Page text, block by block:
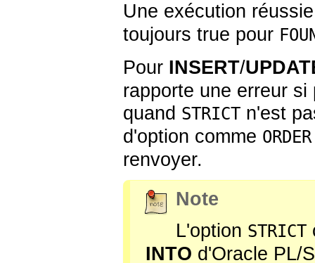
Une exécution
toujours true pour
Pour INSERT/
rapporte une erreur
quand STRICT n'est
d'option comme
renvoyer.
Note
L'option STRICT
INTO d'Oracle PL/